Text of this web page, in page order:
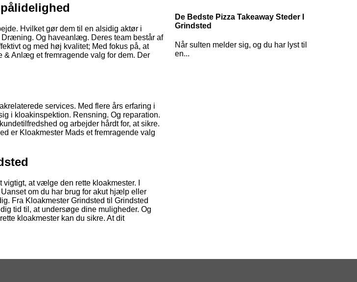
Hvilket gør dem til en alsidig aktør i
Og haveanlæg. Deres team består af
og med høj kvalitet; Med fokus på, at
& Anlæg et fremragende valg for dem. Der
services. Med flere års erfaring i
i kloakinspektion. Rensning. Og reparation.
og arbejder hårdt for, at sikre.
er Kloakmester Mads et fremragende valg
at vælge den rette kloakmester. I
om du har brug for akut hjælp eller
Fra Kloakmester Grindsted til Grindsted
tid til, at undersøge dine muligheder. Og
kloakmester kan du sikre. At dit
De Bedste Pizza Takeaway Steder I
Grindsted
Når sulten melder sig, og du har lyst til
en...